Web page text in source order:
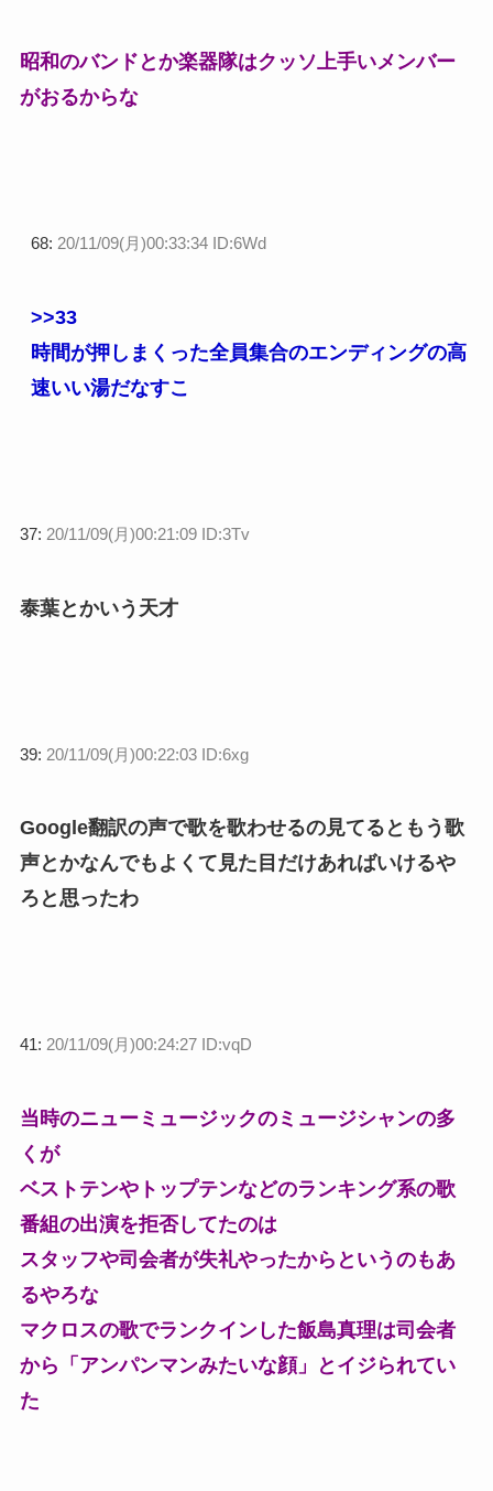
昭和のバンドとか楽器隊はクッソ上手いメンバー
がおるからな
68: 20/11/09(月)00:33:34 ID:6Wd
>>33
時間が押しまくった全員集合のエンディングの高
速いい湯だなすこ
37: 20/11/09(月)00:21:09 ID:3Tv
泰葉とかいう天才
39: 20/11/09(月)00:22:03 ID:6xg
Google翻訳の声で歌を歌わせるの見てるともう歌
声とかなんでもよくて見た目だけあればいけるや
ろと思ったわ
41: 20/11/09(月)00:24:27 ID:vqD
当時のニューミュージックのミュージシャンの多
くが
ベストテンやトップテンなどのランキング系の歌
番組の出演を拒否してたのは
スタッフや司会者が失礼やったからというのもあ
るやろな
マクロスの歌でランクインした飯島真理は司会者
から「アンパンマンみたいな顔」とイジられてい
た